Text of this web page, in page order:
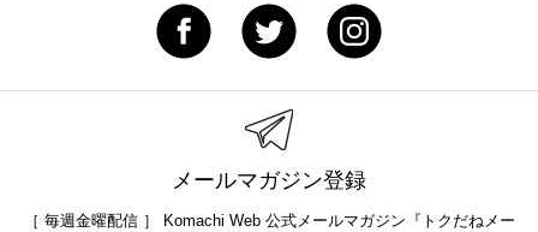
メールマガジン登録
［ 毎週金曜配信 ］ Komachi Web 公式メールマガジン『トクだねメー